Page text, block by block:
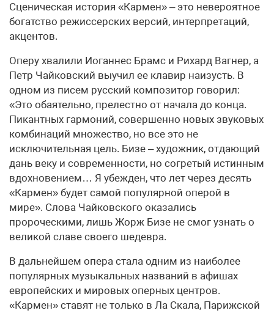
Сценическая история «Кармен» – это невероятное
богатство режиссерских версий, интерпретаций,
акцентов.
Оперу хвалили Иоганнес Брамс и Рихард Вагнер, а
Петр Чайковский выучил ее клавир наизусть. В
одном из писем русский композитор говорил:
«Это обаятельно, прелестно от начала до конца.
Пикантных гармоний, совершенно новых звуковых
комбинаций множество, но все это не
исключительная цель. Бизе – художник, отдающий
дань веку и современности, но согретый истинным
вдохновением… Я убежден, что лет через десять
«Кармен» будет самой популярной оперой в
мире». Слова Чайковского оказались
пророческими, лишь Жорж Бизе не смог узнать о
великой славе своего шедевра.
В дальнейшем опера стала одним из наиболее
популярных музыкальных названий в афишах
европейских и мировых оперных центров.
«Кармен» ставят не только в Ла Скала, Парижской